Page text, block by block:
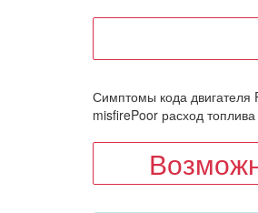
Симптомы кода двигателя
misfirePoor расход топлива